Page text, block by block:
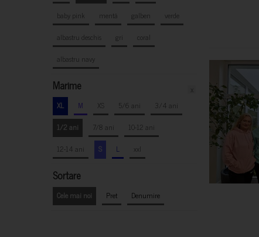
baby pink
mentă galben
verde
albastru deschis
gri
coral
albastru navy
Marime
XL M XS 5/6 ani
3/4 ani
1/2 ani
7/8 ani
10-12 ani
12-14 ani
S L xxl
Sortare
Cele mai noi Pret Denumire